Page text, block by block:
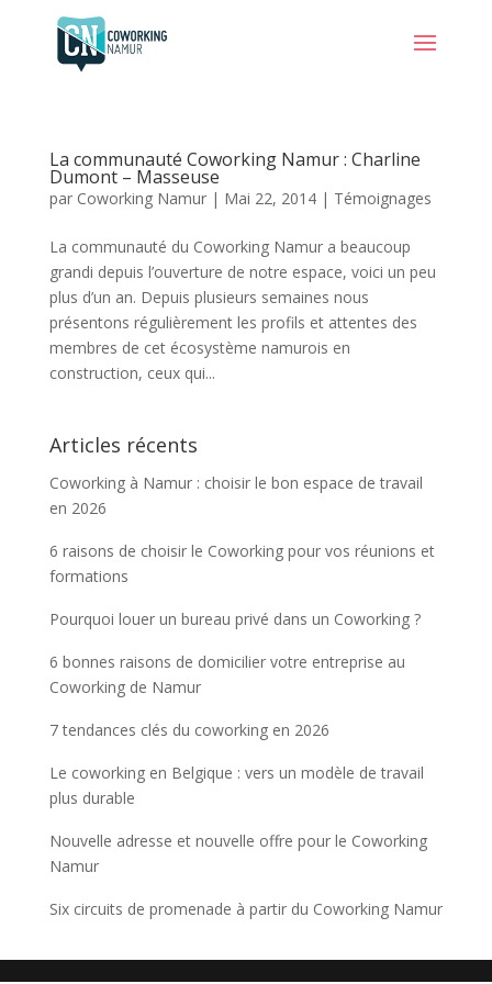
La communauté Coworking Namur : Charline
Dumont – Masseuse
par Coworking Namur| Mai 22, 2014| Témoignages
La communauté du Coworking Namur a beaucoup
grandi depuis l’ouverture de notre espace, voici un peu
plus d’un an. Depuis plusieurs semaines nous
présentons régulièrement les profils et attentes des
membres de cet écosystème namurois en
construction, ceux qui...
Articles récents
Coworking à Namur : choisir le bon espace de travail
en 2026
6 raisons de choisir le Coworking pour vos réunions et
formations
Pourquoi louer un bureau privé dans un Coworking ?
6 bonnes raisons de domicilier votre entreprise au
Coworking de Namur
7 tendances clés du coworking en 2026
Le coworking en Belgique : vers un modèle de travail
plus durable
Nouvelle adresse et nouvelle offre pour le Coworking
Namur
Six circuits de promenade à partir du Coworking Namur